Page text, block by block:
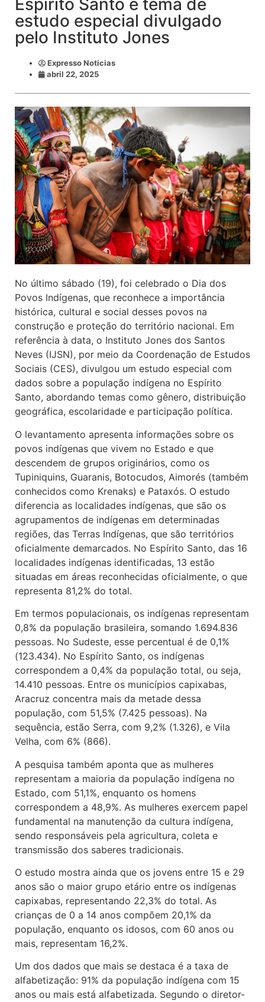
Espírito Santo é tema de
estudo especial divulgado
pelo Instituto Jones
Expresso Noticias
abril 22, 2025
No último sábado (19), foi celebrado o Dia dos
Povos Indígenas, que reconhece a importância
histórica, cultural e social desses povos na
construção e proteção do território nacional. Em
referência à data, o Instituto Jones dos Santos
Neves (IJSN), por meio da Coordenação de Estudos
Sociais (CES), divulgou um estudo especial com
dados sobre a população indígena no Espírito
Santo, abordando temas como gênero, distribuição
geográfica, escolaridade e participação política.
O levantamento apresenta informações sobre os
povos indígenas que vivem no Estado e que
descendem de grupos originários, como os
Tupiniquins, Guaranis, Botocudos, Aimorés (também
conhecidos como Krenaks) e Pataxós. O estudo
diferencia as localidades indígenas, que são os
agrupamentos de indígenas em determinadas
regiões, das Terras Indígenas, que são territórios
oficialmente demarcados. No Espírito Santo, das 16
localidades indígenas identificadas, 13 estão
situadas em áreas reconhecidas oficialmente, o que
representa 81,2% do total.
Em termos populacionais, os indígenas representam
0,8% da população brasileira, somando 1.694.836
pessoas. No Sudeste, esse percentual é de 0,1%
(123.434). No Espírito Santo, os indígenas
correspondem a 0,4% da população total, ou seja,
14.410 pessoas. Entre os municípios capixabas,
Aracruz concentra mais da metade dessa
população, com 51,5% (7.425 pessoas). Na
sequência, estão Serra, com 9,2% (1.326), e Vila
Velha, com 6% (866).
A pesquisa também aponta que as mulheres
representam a maioria da população indígena no
Estado, com 51,1%, enquanto os homens
correspondem a 48,9%. As mulheres exercem papel
fundamental na manutenção da cultura indígena,
sendo responsáveis pela agricultura, coleta e
transmissão dos saberes tradicionais.
O estudo mostra ainda que os jovens entre 15 e 29
anos são o maior grupo etário entre os indígenas
capixabas, representando 22,3% do total. As
crianças de 0 a 14 anos compõem 20,1% da
população, enquanto os idosos, com 60 anos ou
mais, representam 16,2%.
Um dos dados que mais se destaca é a taxa de
alfabetização: 91% da população indígena com 15
anos ou mais está alfabetizada. Segundo o diretor-